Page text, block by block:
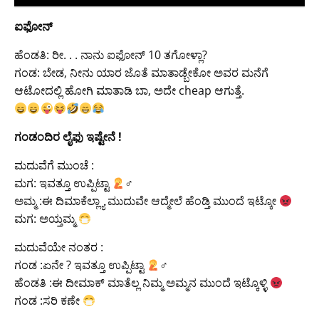
ಐಫೋನ್
ಹೆಂಡತಿ: ರೀ. . . ನಾನು ಐಫೋನ್ 10 ತಗೋಳ್ಲಾ?
ಗಂಡ: ಬೇಡ, ನೀನು ಯಾರ ಜೊತೆ ಮಾತಾಡ್ಬೇಕೋ ಅವರ ಮನೆಗೆ
ಆಟೋದಲ್ಲಿ ಹೋಗಿ ಮಾತಾಡಿ ಬಾ, ಅದೇ cheap ಆಗುತ್ತೆ.
ಗಂಡಂದಿರ ಲೈಫು ಇಷ್ಟೇನೆ !
ಮದುವೆಗೆ ಮುಂಚೆ :
ಮಗ: ಇವತ್ತೂ ಉಪ್ಪಿಟ್ಟಾ
‍♂
ಅಮ್ಮ :ಈ ದಿಮಾಕೆಲ್ಲ್ಯಾ ಮುದುವೇ ಆದ್ಮೇಲೆ ಹೆಂಡ್ತಿ ಮುಂದೆ ಇಟ್ಕೋ
ಮಗ: ಅಯ್ತಮ್ಮ
ಮದುವೆಯೇ ನಂತರ :
ಗಂಡ :ಏನೇ ? ಇವತ್ತೂ ಉಪ್ಪಿಟ್ಟಾ
‍♂
ಹೆಂಡತಿ :ಈ ದೀಮಾಕ್ ಮಾತೆಲ್ಲ ನಿಮ್ಮ ಅಮ್ಮನ ಮುಂದೆ ಇಟ್ಕೊಳ್ಳಿ
ಗಂಡ :ಸರಿ ಕಣೇ